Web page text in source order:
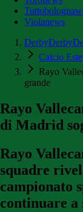
Violanews
Calcio
Rayo
grande
Rayo
di Madrid
Rayo
squadre
campionato
continuare a